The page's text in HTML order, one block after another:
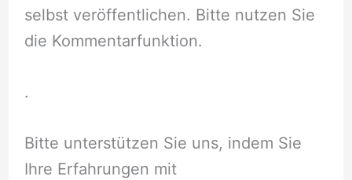
selbst veröffentlichen. Bitte nutzen Sie
die Kommentarfunktion.
.
Bitte unterstützen Sie uns, indem Sie
Ihre Erfahrungen mit